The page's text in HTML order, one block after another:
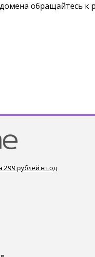
обращайтесь к
299 рублей в год